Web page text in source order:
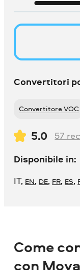
Convertitori
Convertitore VOC
5.0 57
Disponibile in:
IT, EN, DE, FR, ES,
Come
con